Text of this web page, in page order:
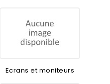
Ecrans et moniteurs